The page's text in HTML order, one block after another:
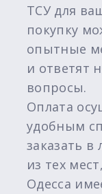
ТСУ для
покупку
опытные
и ответят
вопросы.
Оплата
удобным
заказать
из тех
Одесса